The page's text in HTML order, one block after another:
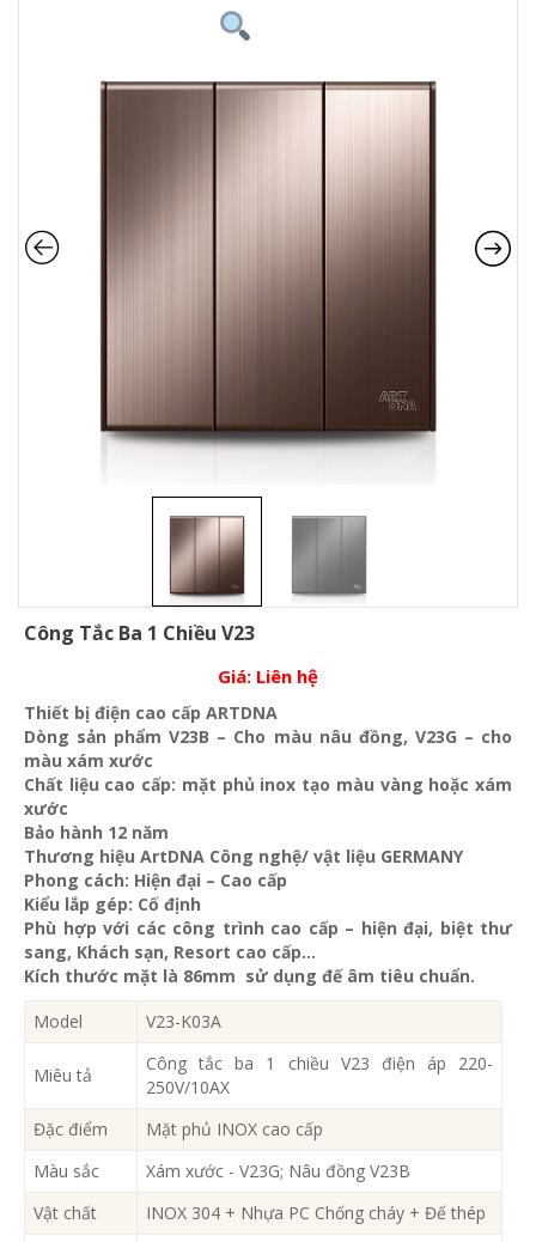
Công Tắc Ba 1 Chiều V23
Giá: Liên hệ
Thiết bị điện cao cấp ARTDNA
Dòng sản phẩm V23B – Cho màu nâu đồng, V23G – cho
màu xám xước
Chất liệu cao cấp: mặt phủ inox tạo màu vàng hoặc xám
xước
Bảo hành 12 năm
Thương hiệu ArtDNA Công nghệ/ vật liệu GERMANY
Phong cách: Hiện đại – Cao cấp
Kiểu lắp gép: Cố định
Phù hợp với các công trình cao cấp – hiện đại, biệt thư
sang, Khách sạn, Resort cao cấp…
Kích thước mặt là 86mm sử dụng đế âm tiêu chuẩn.
Model
V23-K03A
Miêu tả
Công tắc ba 1 chiều V23 điện áp 220-
250V/10AX
Đặc điểm
Mặt phủ INOX cao cấp
Màu sắc
Xám xước - V23G; Nâu đồng V23B
Vật chất
INOX 304 + Nhựa PC Chống cháy + Đế thép